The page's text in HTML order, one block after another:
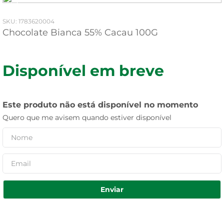
: 1783620004
Chocolate Bianca 55% Cacau 100G
Disponível em breve
Este produto não está disponível no momento
Quero que me avisem quando estiver disponível
Enviar